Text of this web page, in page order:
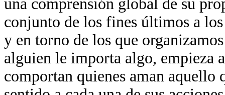
una comprensión global de su
conjunto de los fines últimos a
y en torno de los que
alguien le importa algo, empieza
comportan quienes aman aquello